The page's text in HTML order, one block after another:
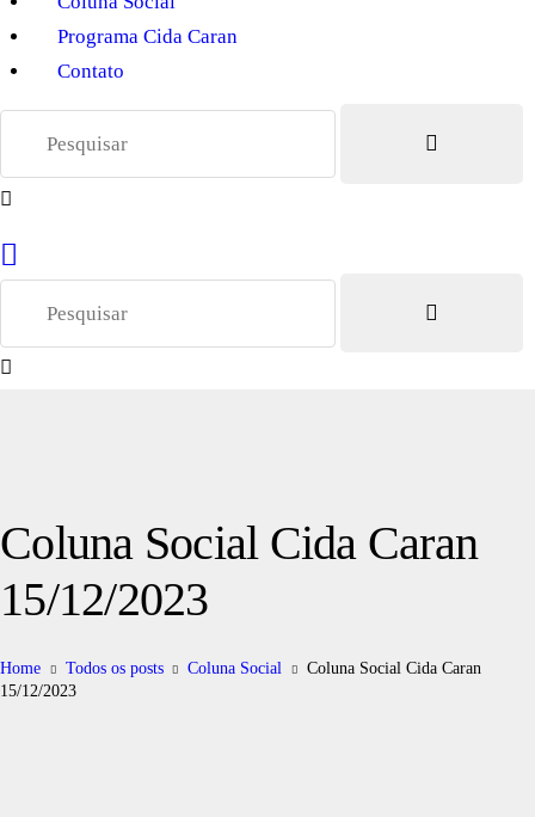
Programa Cida Caran
Contato
Coluna Social Cida Caran
15/12/2023
Home Todos os posts Coluna Social
Coluna Social Cida Caran
15/12/2023